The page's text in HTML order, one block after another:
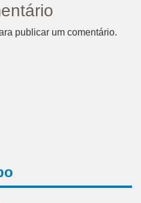
publicar um comentário.